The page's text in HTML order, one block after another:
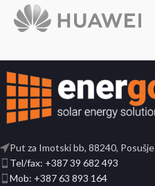
Put za Imotski bb, 88240, Posušje
Tel/fax: +387 39 682 493
Mob: +387 63 893 164